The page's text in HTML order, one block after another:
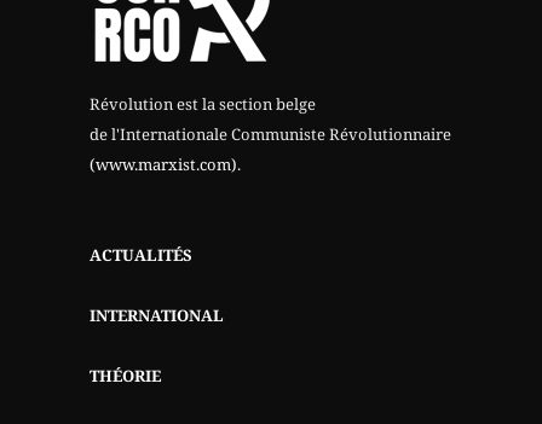
Révolution est la section belge
de l'Internationale Communiste Révolutionnaire
(www.marxist.com).
ACTUALITÉS
INTERNATIONAL
THÉORIE